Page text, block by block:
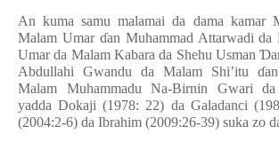
An kuma samu malamai da dama kamar
Malam Umar ɗan Muhammad Attarwadi da
Umar da Malam Kabara da Shehu UsmanƊ
Abdullahi Gwandu da Malam Shi’itu ɗ
Malam Muhammadu Na-Birnin Gwari da
yadda Dokaji (1978: 22) da Galadanci
(2004:2-6) da Ibrahim (2009:26-39) suka zo